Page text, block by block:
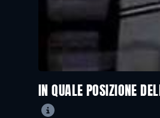
IN QUALE POSIZIONE